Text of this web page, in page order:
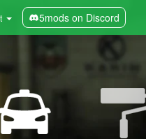
5mods on Discord